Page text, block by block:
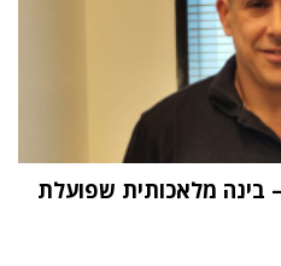
"העתיד הוא Physical AI – בינה מלאכותית שפועלת